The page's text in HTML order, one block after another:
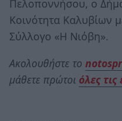
Πελοποννήσου, ο
Κοινότητα Καλυβίων
Σύλλογο «Η Νιόβη».
Ακολουθήστε το
μάθετε πρώτοι όλες τις